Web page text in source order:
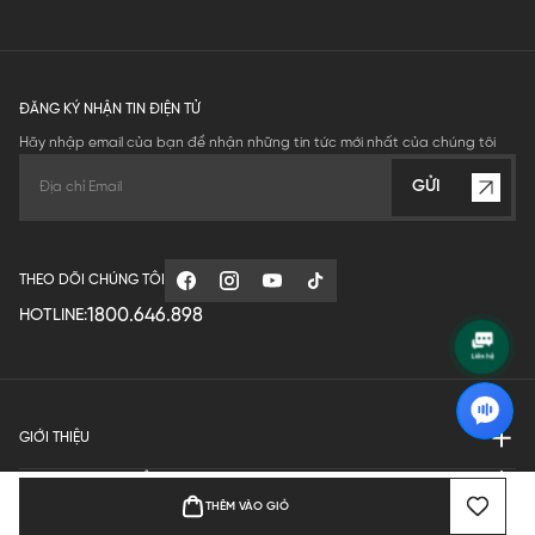
THÊM VÀO GIỎ
ĐĂNG KÝ NHẬN TIN ĐIỆN TỬ
Hãy nhập email của bạn để nhận những tin tức mới nhất của chúng tôi
GỬI
THEO DÕI CHÚNG TÔI
HOTLINE:1800.646.898
GIỚI THIỆU
QUY ĐỊNH HOẠT ĐỘNG